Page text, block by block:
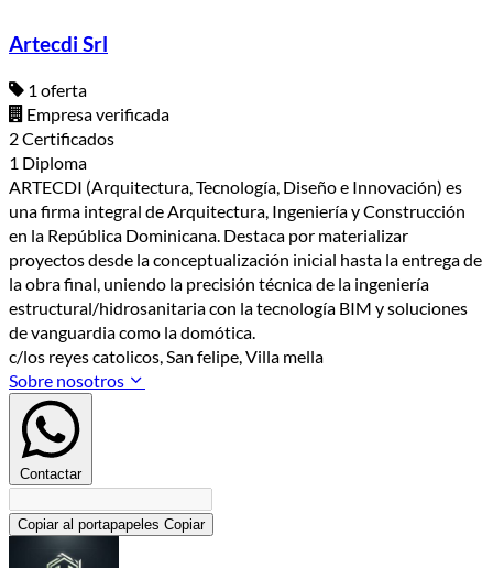
Artecdi Srl
1 oferta
Empresa verificada
2 Certificados
1 Diploma
ARTECDI (Arquitectura, Tecnología, Diseño e Innovación) es
una firma integral de Arquitectura, Ingeniería y Construcción
en la República Dominicana. Destaca por materializar
proyectos desde la conceptualización inicial hasta la entrega de
la obra final, uniendo la precisión técnica de la ingeniería
estructural/hidrosanitaria con la tecnología BIM y soluciones
de vanguardia como la domótica.
c/los reyes catolicos, San felipe, Villa mella
Sobre nosotros
Contactar
Copiar al portapapeles Copiar